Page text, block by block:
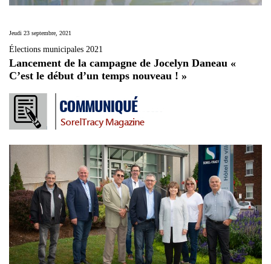
Jeudi 23 septembre, 2021
Élections municipales 2021
Lancement de la campagne de Jocelyn Daneau «
C’est le début d’un temps nouveau ! »